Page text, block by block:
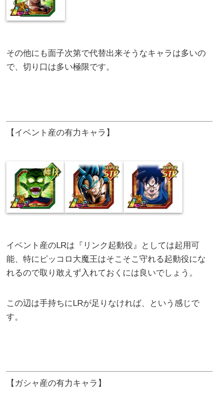
その他にも面子次第で代替出来そうなキャラは多いの
で、切り口は多い極限です。
【イベント産の有力キャラ】
イベント産のLRは『リンク起動役』としては起用可
能、特にピッコロ大魔王はそこそこ守れる起動役にな
れるので取り敢えず入れておくには良いでしょう。
この辺は手持ちにLRが足りなければ、という感じで
す。
【ガシャ産の有力キャラ】